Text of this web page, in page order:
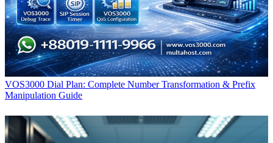
VOS3000 Dial Plan: Complete Number Transformation & Prefix
Manipulation Guide